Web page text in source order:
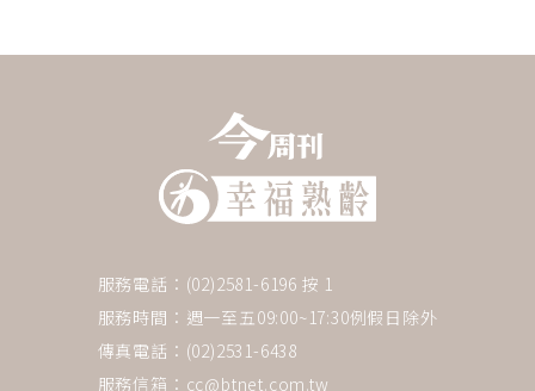
服務電話：(02)2581-6196 按 1
服務時間：週一至五09:00~17:30例假日除外
傳真電話：(02)2531-6438
服務信箱： cc@btnet.com.tw